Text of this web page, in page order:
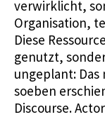
verwirklicht,
Organisation,
Diese
genutzt,
ungeplant:
soeben
Discourse.